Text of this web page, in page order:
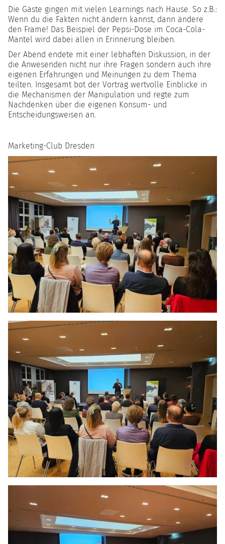
Die Gäste gingen mit vielen Learnings nach Hause. So z.B.:
Wenn du die Fakten nicht ändern kannst, dann ändere
den Frame! Das Beispiel der Pepsi-Dose im Coca-Cola-
Mantel wird dabei allen in Erinnerung bleiben.
Der Abend endete mit einer lebhaften Diskussion, in der
die Anwesenden nicht nur ihre Fragen sondern auch ihre
eigenen Erfahrungen und Meinungen zu dem Thema
teilten. Insgesamt bot der Vortrag wertvolle Einblicke in
die Mechanismen der Manipulation und regte zum
Nachdenken über die eigenen Konsum- und
Entscheidungsweisen an.
Marketing-Club Dresden